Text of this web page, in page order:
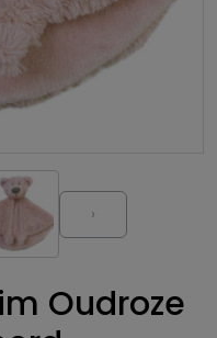
›
Oudroze